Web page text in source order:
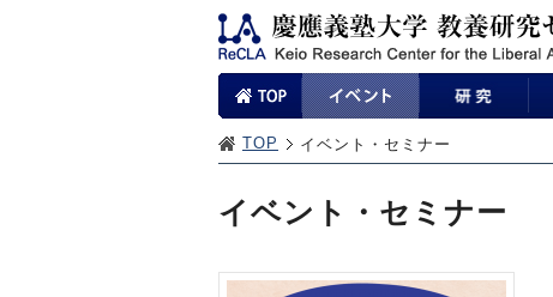
TOP イベント・セミナー
イベント・セミナー